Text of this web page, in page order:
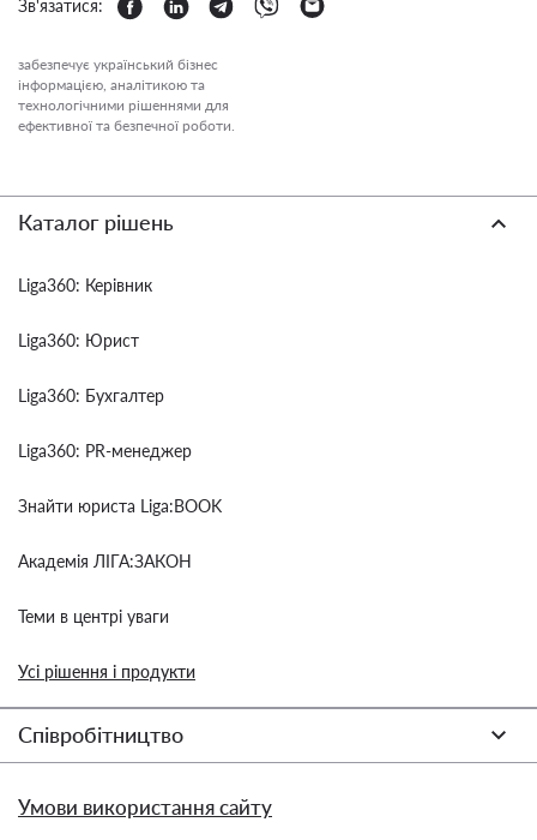
Зв'язатися:
забезпечує український бізнес
інформацією, аналітикою та
технологічними рішеннями для
ефективної та безпечної роботи.
Каталог рішень
Liga360: Керівник
Liga360: Юрист
Liga360: Бухгалтер
Liga360: PR-менеджер
Знайти юриста Liga:BOOK
Академія ЛІГА:ЗАКОН
Теми в центрі уваги
Усі рішення і продукти
Співробітництво
Умови використання сайту